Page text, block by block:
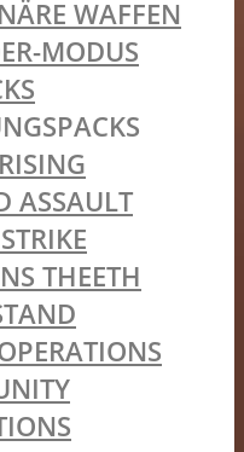
WAFFEN
MODUS
ASSAULT
THEETH